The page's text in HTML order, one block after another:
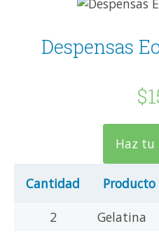
Despensas
Haz tu
Cantidad Producto
2
Gelatina